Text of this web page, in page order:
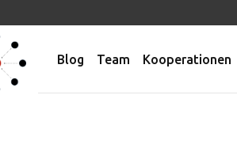
Blog Team Kooperationen